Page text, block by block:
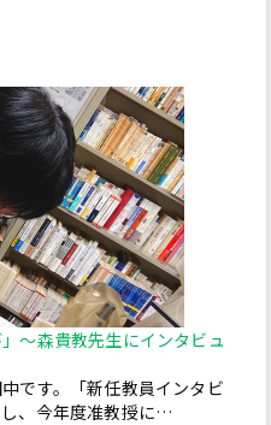
～森貴教先生にインタビュ
です。「新任教員インタビ
、今年度准教授に…